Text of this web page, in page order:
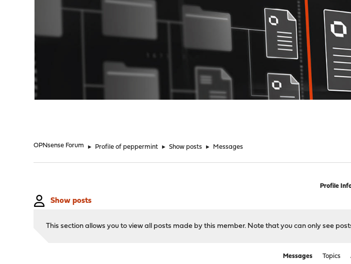
OPNsense Forum ► Profile of peppermint ► Show posts ► Messages
Profile
Show posts
This section allows you to view all posts made by this member. Note that you can only see
Messages Topics